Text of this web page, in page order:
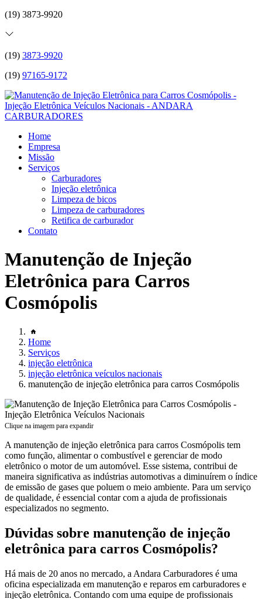
(19) 3873-9920
(19) 3873-9920
(19) 97165-9172
Home
Empresa
Missão
Serviços
Carburadores
Injeção eletrônica
Limpeza de bicos
Limpeza de carburadores
Retifica de carburador
Contato
Manutenção de Injeção
Eletrônica para Carros
Cosmópolis
Home
Serviços
injeção eletrônica
injeção eletrônica veículos nacionais
manutenção de injeção eletrônica para carros Cosmópolis
Clique na imagem para expandir
A manutenção de injeção eletrônica para carros Cosmópolis tem
como função, alimentar o combustível e gerenciar de modo
eletrônico o motor de um automóvel. Esse sistema, contribui de
maneira significativa as indústrias automotivas a diminuírem o índice
de emissão de gases que poluem o meio ambiente. Para um serviço
de qualidade, é essencial contar com a ajuda de profissionais
especializados no segmento.
Dúvidas sobre manutenção de injeção
eletrônica para carros Cosmópolis?
Há mais de 20 anos no mercado, a Andara Carburadores é uma
oficina especializada em manutenção e reparos em carburadores e
injeção eletrônica. Contando com uma equipe de profissionais